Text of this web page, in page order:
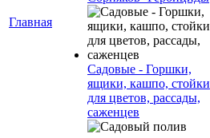
Главная
Садовые - Горшки,
ящики, кашпо, стойки
для цветов, рассады,
саженцев